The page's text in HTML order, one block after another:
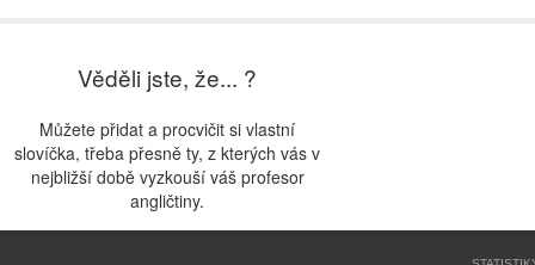
Věděli jste, že... ?
Můžete přidat a procvičit si vlastní
slovíčka, třeba přesně ty, z kterých vás v
nejbližší době vyzkouší váš profesor
angličtiny.